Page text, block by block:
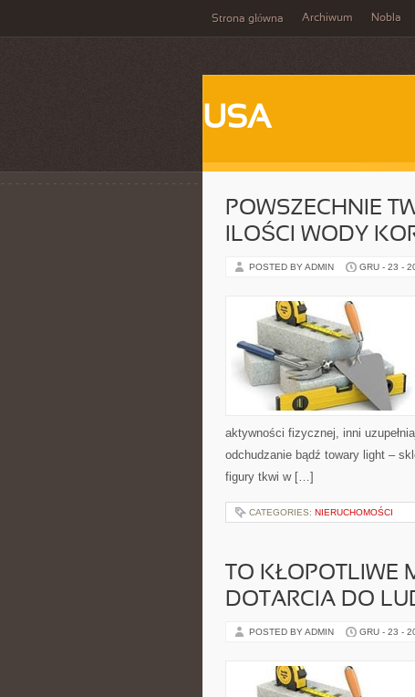
Strona główna Archiwum Nobla
USA
POWSZECHNIE
ILOŚCI WODY
POSTED BY ADMIN GRU - 23 -
aktywności fizycznej, inni
odchudzanie bądź towary light –
figury tkwi w […]
CATEGORIES: NIERUCHOMOŚCI
TO KŁOPOTLIWE
DOTARCIA DO
POSTED BY ADMIN GRU - 23 -